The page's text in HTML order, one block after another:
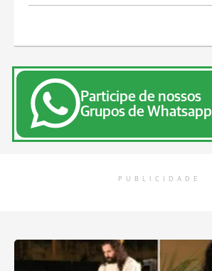
Participe de nossos
Grupos de Whatsapp
PUBLICIDADE